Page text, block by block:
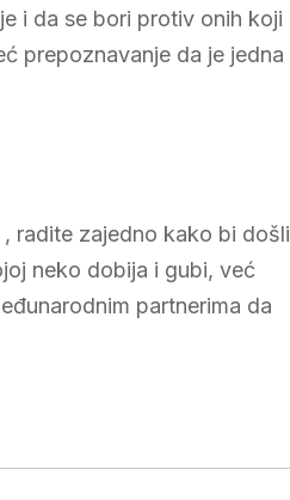
i da se bori protiv onih koji
prepoznavanje da je jedna
radite zajedno kako bi došli
neko dobija i gubi, već
partnerima da